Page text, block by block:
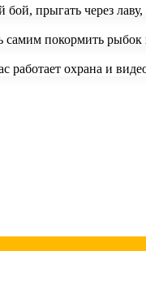
прыгать через
покормить
работает охрана и